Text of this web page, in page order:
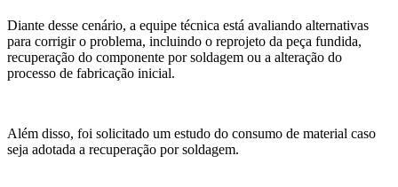
Diante desse cenário, a equipe técnica está avaliando alternativas
para corrigir o problema, incluindo o reprojeto da peça fundida,
recuperação do componente por soldagem ou a alteração do
processo de fabricação inicial.
Além disso, foi solicitado um estudo do consumo de material caso
seja adotada a recuperação por soldagem.